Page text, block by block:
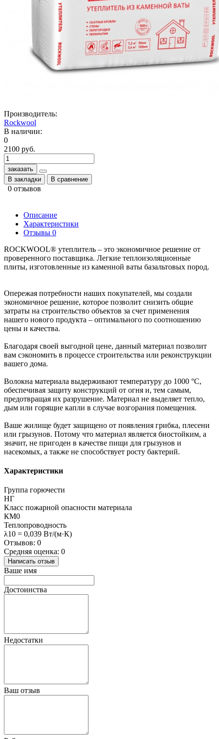
Производитель:
Rockwool
В наличии:
0
2100 руб.
заказать
В закладки
В сравнение
0 отзывов
Описание
Характеристики
Отзывы 0
ROCKWOOL® утеплитель – это экономичное решение от
проверенного поставщика. Легкие теплоизоляционные
плиты, изготовленные из каменной ваты базальтовых пород.
Опережая потребности наших покупателей, мы создали
экономичное решение, которое позволит снизить общие
затраты на строительство объектов за счет применения
нашего нового продукта – оптимального по соотношению
цены и качества.
Благодаря своей выгодной цене, данный материал позволит
вам сэкономить в процессе строительства или реконструкции
вашего дома.
Волокна материала выдерживают температуру до 1000 °C,
обеспечивая защиту конструкций от огня и, тем самым,
предотвращая их разрушение. Материал не выделяет тепло,
дым или горящие капли в случае возгорания помещения.
Ваше жилище будет защищено от появления грибка, плесени
или грызунов. Потому что материал является биостойким, а
значит, не пригоден в качестве пищи для грызунов и
насекомых, а также не способствует росту бактерий.
Характеристики
Группа горючести
НГ
Класс пожарной опасности материала
КМ0
Теплопроводность
λ10 = 0,039 Вт/(м·К)
Отзывов: 0
Средняя оценка: 0
Написать отзыв
Ваше имя
Достоинства
Недостатки
Ваш отзыв